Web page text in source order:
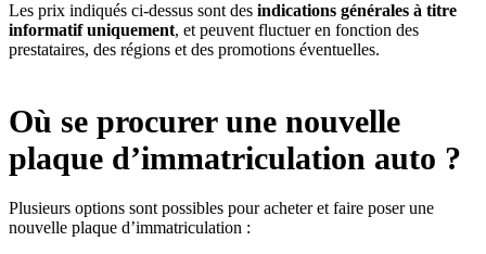
Les prix indiqués ci-dessus sont des indications générales à titre
informatif uniquement, et peuvent fluctuer en fonction des
prestataires, des régions et des promotions éventuelles.
Où se procurer une nouvelle
plaque d’immatriculation auto ?
Plusieurs options sont possibles pour acheter et faire poser une
nouvelle plaque d’immatriculation :